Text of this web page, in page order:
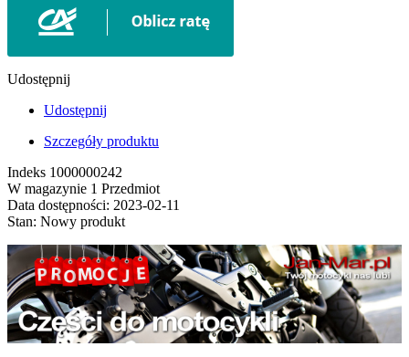
Udostępnij
Udostępnij
Szczegóły produktu
Indeks 1000000242
W magazynie 1 Przedmiot
Data dostępności: 2023-02-11
Stan: Nowy produkt